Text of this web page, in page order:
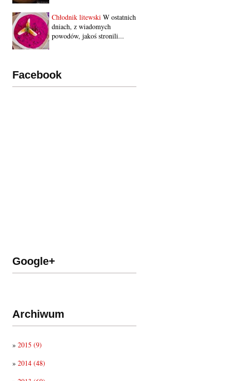
Chłodnik litewski W ostatnich
dniach, z wiadomych
powodów, jakoś stronili...
Facebook
Google+
Archiwum
» 2015 (9)
» 2014 (48)